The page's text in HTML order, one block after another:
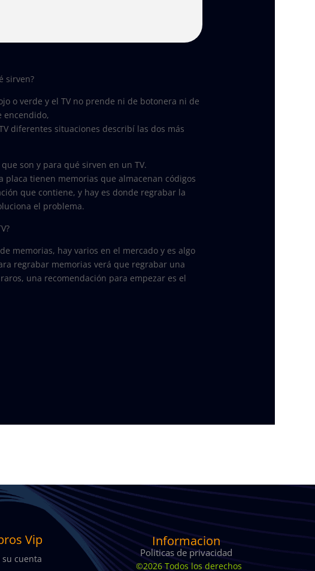
sirven?
o verde y el TV no prende ni de botonera ni de
encendido,
diferentes situaciones describí las dos más
son y para qué sirven en un TV.
tienen memorias que almacenan códigos
que contiene, y hay es donde regrabar la
el problema.
memorias, hay varios en el mercado y es algo
regrabar memorias verá que regrabar una
una recomendación para empezar es el
Vip
su cuenta
Informacion
Politicas de privacidad
©2026 Todos los derechos